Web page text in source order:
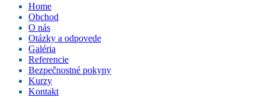
Home
Obchod
O nás
Otázky a odpovede
Galéria
Referencie
Bezpečnostné pokyny
Kurzy
Kontakt